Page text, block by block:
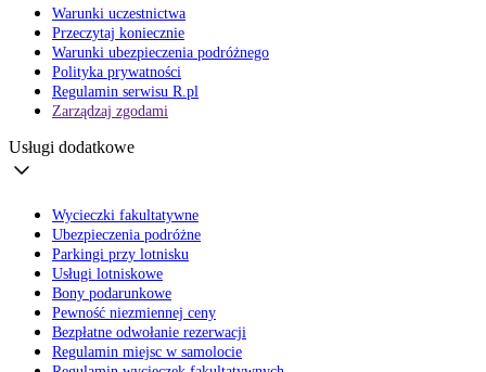
Warunki uczestnictwa
Przeczytaj koniecznie
Warunki ubezpieczenia podróżnego
Polityka prywatności
Regulamin serwisu R.pl
Zarządzaj zgodami
Usługi dodatkowe
Wycieczki fakultatywne
Ubezpieczenia podróżne
Parkingi przy lotnisku
Usługi lotniskowe
Bony podarunkowe
Pewność niezmiennej ceny
Bezpłatne odwołanie rezerwacji
Regulamin miejsc w samolocie